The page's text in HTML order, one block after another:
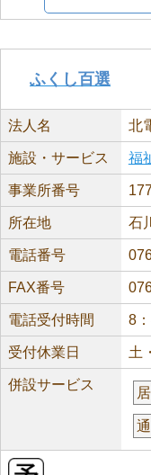
ふくし百選
法人名 北
施設・サービス 福
事業所番号
所在地 石
電話番号
FAX番号
電話受付時間 8
受付休業日 土
併設サービス